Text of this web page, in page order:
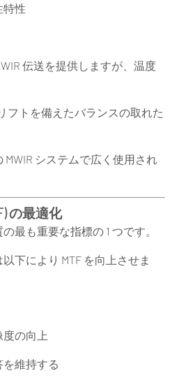
特性
伝送を提供しますが、温度
フトを備えたバランスの取れた
システムで広く使用され
の最適化
最も重要な指標の 1 つです。
下により MTF を向上させま
の向上
維持する